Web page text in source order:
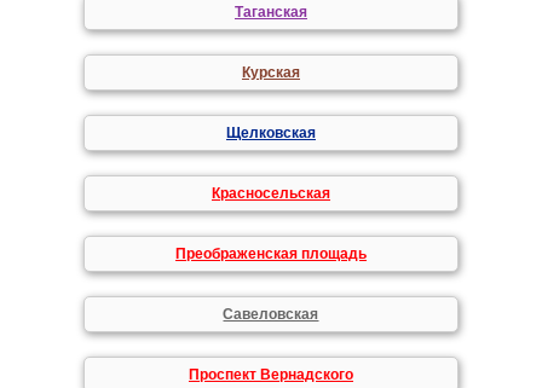
Таганская
Курская
Щелковская
Красносельская
Преображенская площадь
Савеловская
Проспект Вернадского